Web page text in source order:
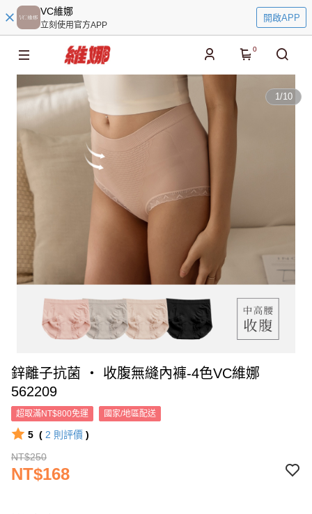
VC維娜
立刻使用官方APP
開啟APP
0
1/10
鋅離子抗菌 ‧ 收腹無縫內褲-4色VC維娜
562209
超取滿NT$800免運 國家/地區配送
5 ( 2 則評價 )
NT$250
NT$168